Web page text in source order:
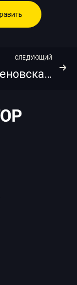
СЛЕДУЮЩИЙ
Рентгеновская пленка FUJIFILM IX100 NIF 30х40